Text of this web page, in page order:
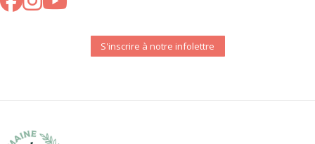
S'inscrire à notre infolettre